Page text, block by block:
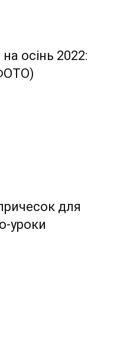
осінь 2022:
для
уроки